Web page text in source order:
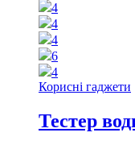
4
4
4
6
4
Корисні гаджети
Тестер